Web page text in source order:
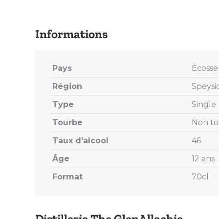
Pays
Écosse
Région
Type
Single
Tourbe
Non
Taux d'alcool
46
Âge
12 ans
Format
70cl